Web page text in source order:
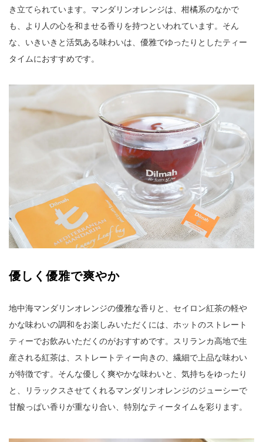
き立てられています。マンダリンオレンジは、柑橘系のなかで
も、より人の心を和ませる香りを持つといわれています。そん
な、いきいきと活気ある味わいは、優雅でゆったりとしたティー
タイムにおすすめです。
優しく優雅で爽やか
地中海マンダリンオレンジの優雅な香りと、セイロン紅茶の軽や
かな味わいの調和をお楽しみいただくには、ホットのストレート
ティーでお飲みいただくのがおすすめです。スリランカ高地で生
産される紅茶は、ストレートティー向きの、繊細で上品な味わい
が特徴です。そんな優しく爽やかな味わいと、気持ちをゆったり
と、リラックスさせてくれるマンダリンオレンジのジューシーで
甘酸っぱい香りが重なり合い、特別なティータイムを彩ります。